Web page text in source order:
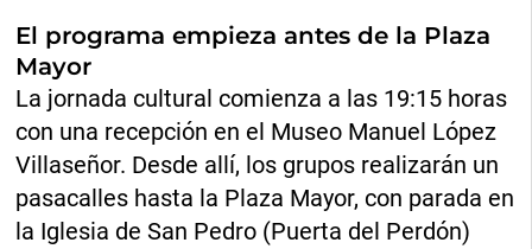
El programa empieza antes de la Plaza
Mayor
La jornada cultural comienza a las 19:15 horas
con una recepción en el Museo Manuel López
Villaseñor. Desde allí, los grupos realizarán un
pasacalles hasta la Plaza Mayor, con parada en
la Iglesia de San Pedro (Puerta del Perdón)